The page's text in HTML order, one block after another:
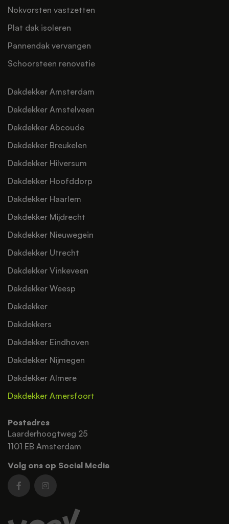
Postadres
Laarderhoogtweg 25
1101 EB Amsterdam
Volg ons op Social Media
Nokvorsten vastzetten
Plat dak isoleren
Pannendak vervangen
Schoorsteen renovatie
Dakdekker Amsterdam
Dakdekker Amstelveen
Dakdekker Abcoude
Dakdekker Breukelen
Dakdekker Hilversum
Dakdekker Hoofddorp
Dakdekker Haarlem
Dakdekker Mijdrecht
Dakdekker Nieuwegein
Dakdekker Utrecht
Dakdekker Vinkeveen
Dakdekker Weesp
Dakdekker
Dakdekkers
Dakdekker Eindhoven
Dakdekker Nijmegen
Dakdekker Almere
Dakdekker Amersfoort